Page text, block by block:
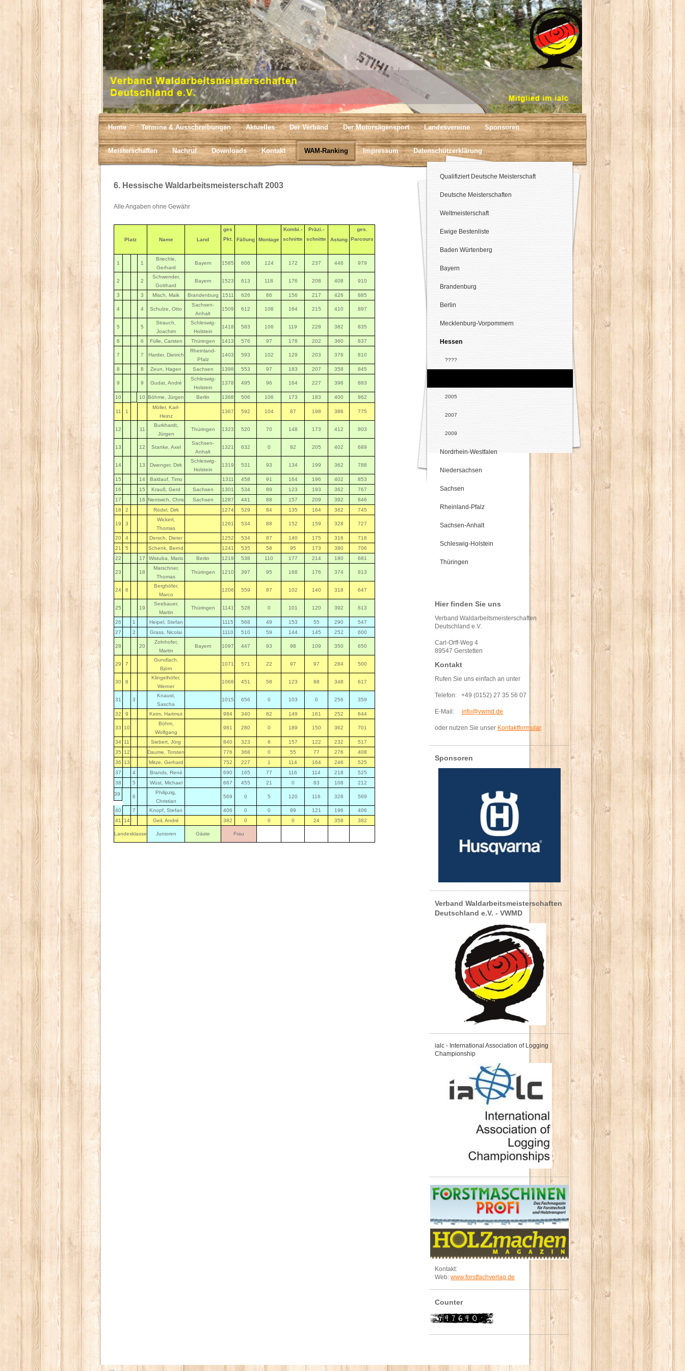
Home Termine & Ausschreibungen Aktuelles Der Verband Der Motorsägensport Landesvereine Sponsoren
Meisterschaften Nachruf Downloads Kontakt WAM-Ranking Impressum Datenschutzerklärung
6. Hessische Waldarbeitsmeisterschaft 2003
Alle Angaben ohne Gewähr
Platz Name Land
ges
Fällung
Montage
Kombi.-
Präzi.-
Astung
ges.
Pkt.
schnitte schnitte Parcours
1 1
Briechle,
Gerhard
Bayern 1585 606 124 172 237 446 979
2 2
Schwender,
Gotthard
Bayern 1523 613 118 176 208 408 910
3 3 Misch, Maik Brandenburg 1511 626 86 156 217 426 885
4 4 Schulze, Otto
Sachsen-
Anhalt
1509 612 108 164 215 410 897
5 5
Strauch,
Joachim
Schleswig-
Holstein
1418 583 106 119 228 382 835
6 6 Fülle, Carsten Thüringen 1413 576 97 178 202 360 837
7 7 Harder, Dietrich
Rheinland-
Pfalz
1403 593 102 129 203 376 810
8 8 Zeun, Hagen Sachsen 1398 553 97 183 207 358 845
9 9 Gudat, André
Schleswig-
Holstein
1378 495 96 164 227 396 883
10 10 Böhme, Jürgen Berlin 1368 506 106 173 183 400 862
11 1
Möller, Karl-
Heinz
1367 592 104 87 198 386 775
12 11
Burkhardt,
Jürgen
Thüringen 1323 520 70 148 173 412 803
13 12 Stanke, Axel
Sachsen-
Anhalt
1321 632 0 82 205 402 689
14 13 Dwenger, Dirk
Schleswig-
Holstein
1319 531 93 134 199 362 788
15 14 Baldauf, Timo 1311 458 91 164 196 402
853
16
15 Krauß, Gerd Sachsen 1301 534 89 123 193 362
767
17
16 Nentwich, Chris Sachsen 1287 441 88 157 209 392
846
18
2 Rödel, Dirk 1274 529 84 135 164 362 745
19 3
Wickert,
Thomas
1261 534 88 152 159 328 727
20 4 Dersch, Dieter 1252 534 87 140 175 316
718
21
5 Schenk, Bernd 1241 535 58 95 173 380
706
22
17 Wistuba, Mario Berlin 1219 538 110 177 214 180 681
23 18
Marschner,
Thomas
Thüringen 1210 397 95 168 176 374 813
24 6
Berghöfer,
Marco
1206 559 87 102 140 318 647
25 19
Seebauer,
Martin
Thüringen 1141 528 0 101 120 392 613
26 1 Heipel, Stefan 1115 568 49 153 55 290
547
27
2 Grass, Nicolai 1110 510 59 144 145 252 600
28 20
Zolnhofer,
Martin
Bayern 1097 447 93 98 109 350 650
29 7
Gundlach,
Björn
1071 571 22 97 97 284 500
30 8
Klingelhöfer,
Werner
1068 451 58 123 88 348 617
31 3
Knaust,
Sascha
1015 656 0 103 0 256 359
32 9 Keim, Hartmut 984 340 82 149 161 252 644
33 10
Böhm,
Wolfgang
981 280 0 189 150 362 701
34 11 Siebert, Jörg 840 323 6 157 122 232
517
35
12 Daume, Torsten 776 368 0 55 77 276
408
36
13 Mitze, Gerhard 752 227 1 114 164 246
525
37
4 Brands, René 690 165 77 116 114 218
525
38
5 Wüst, Michael 667 455 21 0 83 108
212
39
6
Philipzig,
Christian
569 0 5 120 116 328 569
40 7 Knopf, Stefan 406 0 0 89 121 196
406
41
14 Geil, André 382 0 0 0 24 358 382
Landesklasse Junioren Gäste Frau
Qualifiziert Deutsche Meisterschaft
Deutsche Meisterschaften
Weltmeisterschaft
Ewige Bestenliste
Baden Würtenberg
Bayern
Brandenburg
Berlin
Mecklenburg-Vorpommern
Hessen
????
2005
2007
2009
Nordrhein-Westfalen
Niedersachsen
Sachsen
Rheinland-Pfalz
Sachsen-Anhalt
Schleswig-Holstein
Thüringen
Hier finden Sie uns
Verband Waldarbeitsmeisterschaften
Deutschland e.V.
Carl-Orff-Weg 4
89547 Gerstetten
Kontakt
Rufen Sie uns einfach an unter
Telefon: +49 (0152) 27 35 56 07
E-Mail: info@vwmd.de
oder nutzen Sie unser Kontaktformular.
Sponsoren
Verband Waldarbeitsmeisterschaften
Deutschland e.V. - VWMD
ialc - International Association of Logging
Championship
Kontakt:
Web: www.forstfachverlag.de
Counter